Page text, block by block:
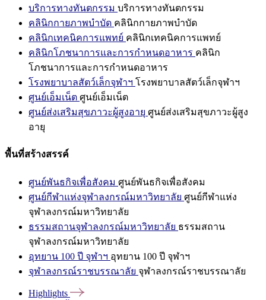
บริการทางทันตกรรม บริการทางทันตกรรม
คลินิกกายภาพบำบัด คลินิกกายภาพบำบัด
คลินิกเทคนิคการแพทย์ คลินิกเทคนิคการแพทย์
คลินิกโภชนาการและการกำหนดอาหาร คลินิก
โภชนาการและการกำหนดอาหาร
โรงพยาบาลสัตว์เล็กจุฬาฯ โรงพยาบาลสัตว์เล็กจุฬาฯ
ศูนย์เอ็มเน็ต ศูนย์เอ็มเน็ต
ศูนย์ส่งเสริมสุขภาวะผู้สูงอายุ ศูนย์ส่งเสริมสุขภาวะผู้สูง
อายุ
พื้นที่สร้างสรรค์
ศูนย์พันธกิจเพื่อสังคม ศูนย์พันธกิจเพื่อสังคม
ศูนย์กีฬาแห่งจุฬาลงกรณ์มหาวิทยาลัย ศูนย์กีฬาแห่ง
จุฬาลงกรณ์มหาวิทยาลัย
ธรรมสถานจุฬาลงกรณ์มหาวิทยาลัย ธรรมสถาน
จุฬาลงกรณ์มหาวิทยาลัย
อุทยาน 100 ปี จุฬาฯ อุทยาน 100 ปี จุฬาฯ
จุฬาลงกรณ์ราชบรรณาลัย จุฬาลงกรณ์ราชบรรณาลัย
Highlights